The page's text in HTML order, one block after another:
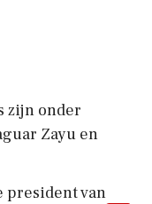
zijn onder
Zayu en
president van